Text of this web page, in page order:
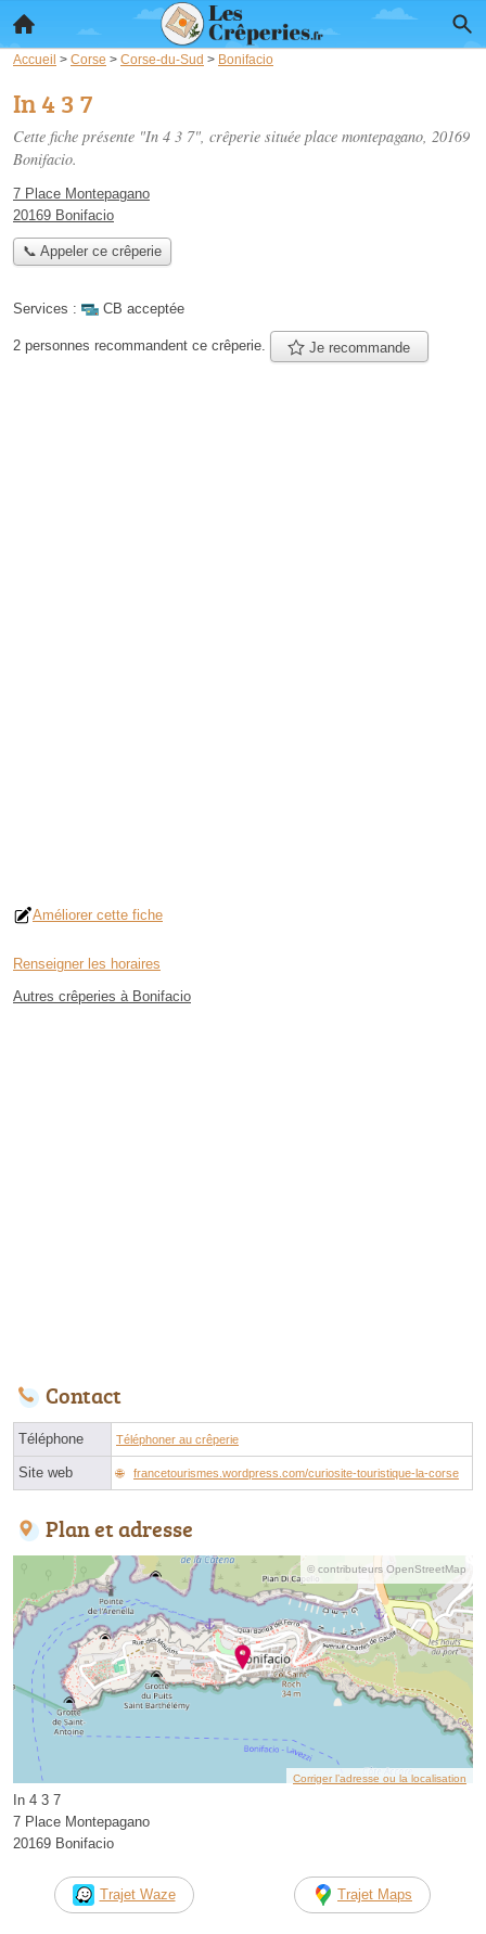
Accueil > Corse > Corse-du-Sud > Bonifacio
In 4 3 7
Cette fiche présente "In 4 3 7", crêperie située place montepagano, 20169
Bonifacio.
7 Place Montepagano
20169 Bonifacio
📞 Appeler ce crêperie
Services : CB acceptée
2 personnes recommandent ce crêperie. Je recommande
Améliorer cette fiche
Renseigner les horaires
Autres crêperies à Bonifacio
Contact
Téléphone Téléphoner au crêperie
Site web francetourismes.wordpress.com/curiosite-touristique-la-corse
Plan et adresse
© contributeurs OpenStreetMap
Corriger l’adresse ou la localisation
In 4 3 7
7 Place Montepagano
20169 Bonifacio
Trajet Waze Trajet Maps